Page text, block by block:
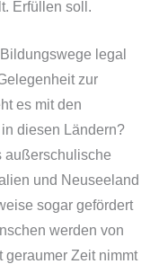
Erfüllen soll.
legal
zur
es mit den
diesen Ländern?
außerschulische
und Neuseeland
sogar gefördert
werden von
geraumer Zeit nimmt